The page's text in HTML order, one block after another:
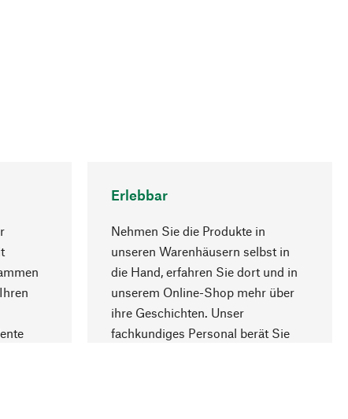
Erlebbar
Nehmen Sie die Produkte in
unseren Warenhäusern selbst in
die Hand, erfahren Sie dort und in
unserem Online-Shop mehr über
ihre Geschichten. Unser
fachkundiges Personal berät Sie